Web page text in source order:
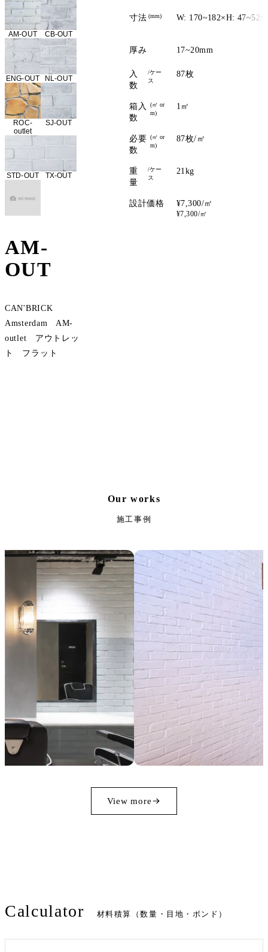
AM-OUT CB-OUT
ENG-OUT NL-OUT
ROC-
outlet
SJ-OUT
STD-OUT TX-OUT
AM-
OUT
CAN'BRICK
Amsterdam AM-
outlet アウトレッ
ト フラット
寸法 (mm)
厚み
入
数
/ケー
ス
箱入
数
(㎡ or
m)
必要
数
(㎡ or
m)
重
量
/ケー
ス
設計価格
W: 170~182×H:
17~20mm
87枚
1㎡
87枚/㎡
21kg
¥7,300/㎡
¥7,300/㎡
Our works
施工事例
View more
Calculator 材料積算（数量・目地・ボンド）